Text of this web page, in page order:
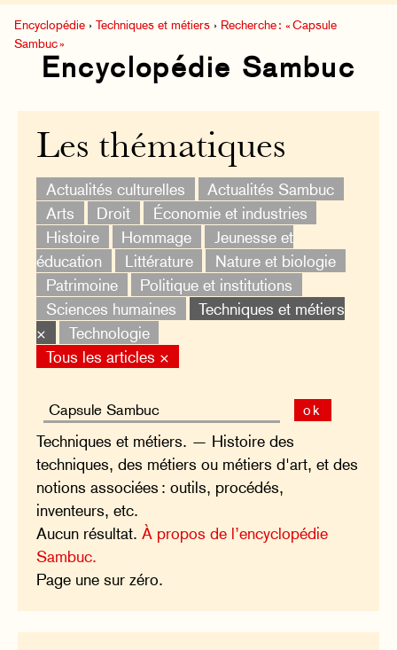
Encyclopédie › Techniques et métiers › Recherche : « Capsule
Sambuc »
Encyclopédie Sambuc
Les thématiques
Actualités culturelles
Actualités Sambuc
Arts
Droit
Économie et industries
Histoire
Hommage
Jeunesse et
éducation
Littérature
Nature et biologie
Patrimoine
Politique et institutions
Sciences humaines
Techniques et métiers
×
Technologie
Tous les articles ×
ok
Techniques et métiers. — Histoire des
techniques, des métiers ou métiers d'art, et des
notions associées : outils, procédés,
inventeurs, etc.
Aucun résultat.À propos de l’encyclopédie
Sambuc.
Page une sur zéro.